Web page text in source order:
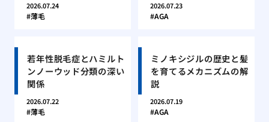
2026.07.24
薄毛
2026.07.23
AGA
若年性脱毛症とハミルト
ンノーウッド分類の深い
関係
2026.07.22
薄毛
ミノキシジルの歴史と髪
を育てるメカニズムの解
説
2026.07.19
AGA